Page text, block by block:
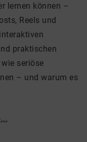
lernen können –
Reels und
praktischen
seriöse
– und warum es